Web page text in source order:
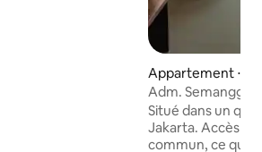
Appartement ⋅
Adm. Semanggi,
la VILLE
Situé dans un
Jakarta. Accès
commun, ce qui